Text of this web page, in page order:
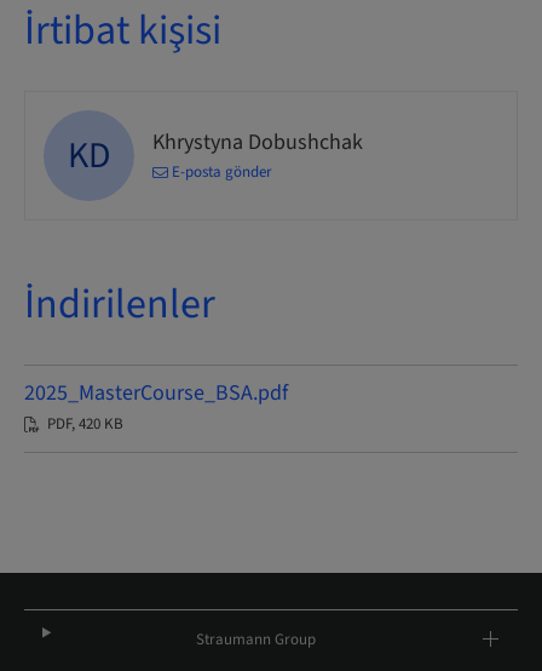
İrtibat kişisi
KD Khrystyna Dobushchak
E-posta gönder
İndirilenler
2025_MasterCourse_BSA.pdf
PDF, 420 KB
Straumann Group